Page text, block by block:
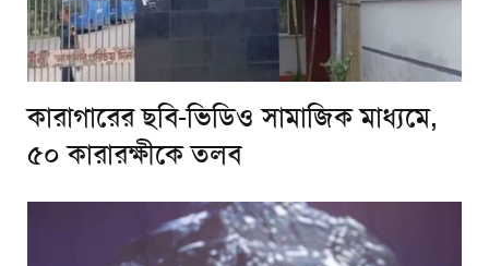
কারাগারের ছবি-ভিডিও সামাজিক মাধ্যমে,
৫০ কারারক্ষীকে তলব